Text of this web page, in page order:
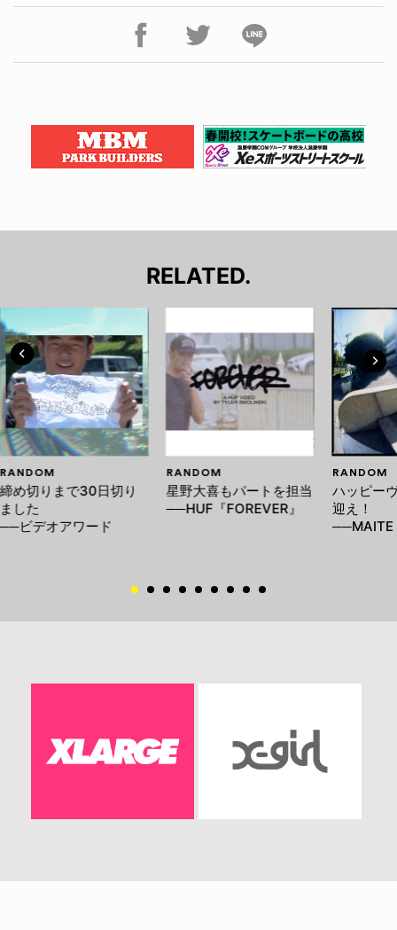
RELATED.
RANDOM
締め切りまで30日切り
ました
──ビデオアワード
RANDOM
星野大喜もパートを担当
──HUF『FOREVER』
RANDOM
ハッピー
迎え！
──MAITE